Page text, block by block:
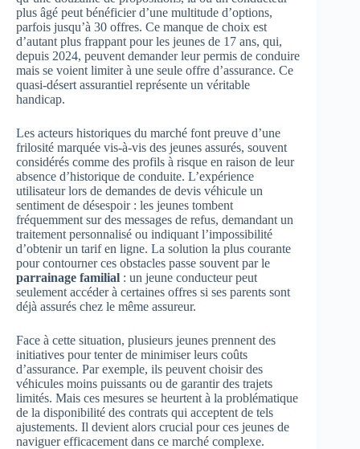
plus âgé peut bénéficier d’une multitude d’options,
parfois jusqu’à 30 offres. Ce manque de choix est
d’autant plus frappant pour les jeunes de 17 ans, qui,
depuis 2024, peuvent demander leur permis de conduire
mais se voient limiter à une seule offre d’assurance. Ce
quasi-désert assurantiel représente un véritable
handicap.
Les acteurs historiques du marché font preuve d’une
frilosité marquée vis-à-vis des jeunes assurés, souvent
considérés comme des profils à risque en raison de leur
absence d’historique de conduite. L’expérience
utilisateur lors de demandes de devis véhicule un
sentiment de désespoir : les jeunes tombent
fréquemment sur des messages de refus, demandant un
traitement personnalisé ou indiquant l’impossibilité
d’obtenir un tarif en ligne. La solution la plus courante
pour contourner ces obstacles passe souvent par le
parrainage familial : un jeune conducteur peut
seulement accéder à certaines offres si ses parents sont
déjà assurés chez le même assureur.
Face à cette situation, plusieurs jeunes prennent des
initiatives pour tenter de minimiser leurs coûts
d’assurance. Par exemple, ils peuvent choisir des
véhicules moins puissants ou de garantir des trajets
limités. Mais ces mesures se heurtent à la problématique
de la disponibilité des contrats qui acceptent de tels
ajustements. Il devient alors crucial pour ces jeunes de
naviguer efficacement dans ce marché complexe.